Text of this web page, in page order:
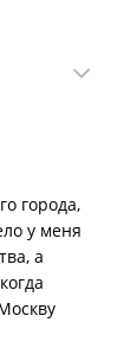
города,
у меня
а